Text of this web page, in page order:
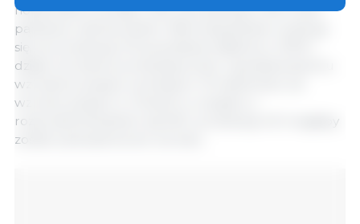
hodowlane wzrosły o 2%, a produkcja o 5% w tym
państwie członkowskim. Niemniej jednak oczekuje
się, że produkcja UE pozostanie stabilna w 2019 r.
dzięki wzrostowi produktywności i spodziewanemu
wzrostowi popytu na eksport. W zależności od
wzrostu popytu w Chinach w związku z
rozprzestrzenianiem się ASF, produkcja UE mogłaby
zostać pobudzona do wzrostu.